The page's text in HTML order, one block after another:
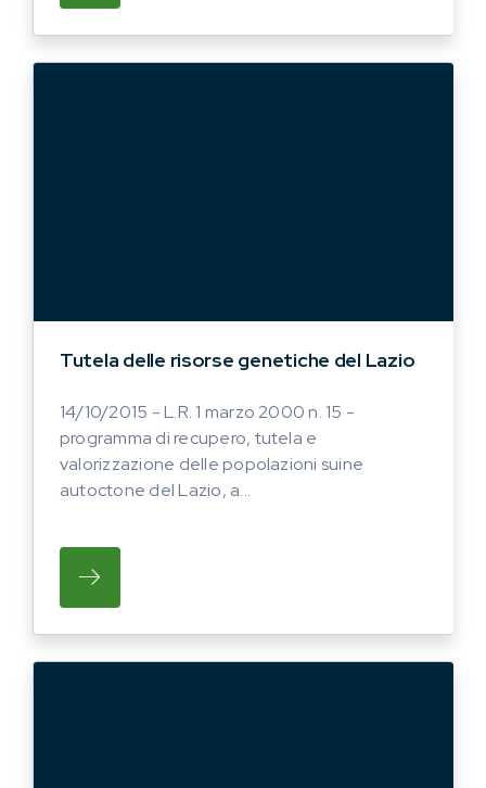
Tutela delle risorse genetiche del Lazio
14/10/2015 - L.R. 1 marzo 2000 n. 15 -
programma di recupero, tutela e
valorizzazione delle popolazioni suine
autoctone del Lazio, a...
SU L.R. 1 MARZO 2000 N. 15 -